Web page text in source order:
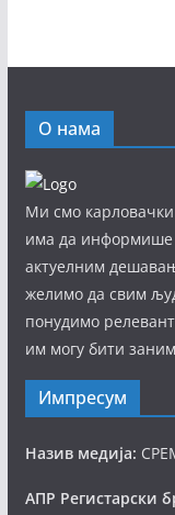
О нама
Ми смо
има да информише
актуелним
желимо да свим
понудимо
им могу бити
Импресум
Назив медија:
АПР Регистарски